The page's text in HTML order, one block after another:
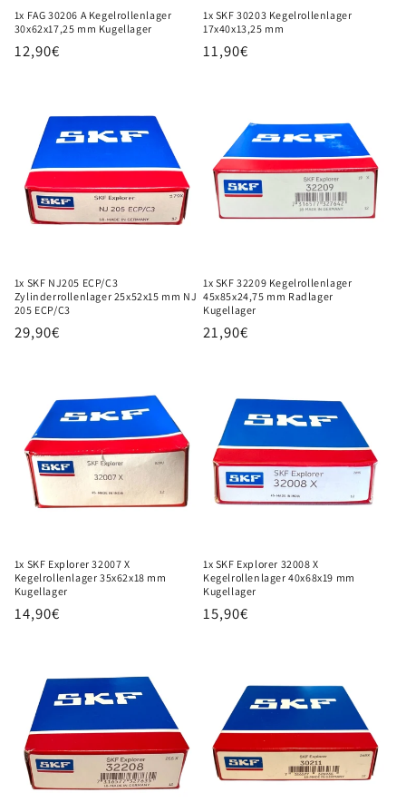
1x FAG 30206 A Kegelrollenlager
30x62x17,25 mm Kugellager
Normaler
12,90€
1x SKF 30203 Kegelrollenlager
17x40x13,25 mm
Normaler
11,90€
1x SKF NJ205 ECP/C3
Zylinderrollenlager 25x52x15 mm NJ
205 ECP/C3
Normaler
29,90€
1x SKF 32209 Kegelrollenlager
45x85x24,75 mm Radlager
Kugellager
Normaler
21,90€
1x SKF Explorer 32007 X
Kegelrollenlager 35x62x18 mm
Kugellager
Normaler
14,90€
1x SKF Explorer 32008 X
Kegelrollenlager 40x68x19 mm
Kugellager
Normaler
15,90€